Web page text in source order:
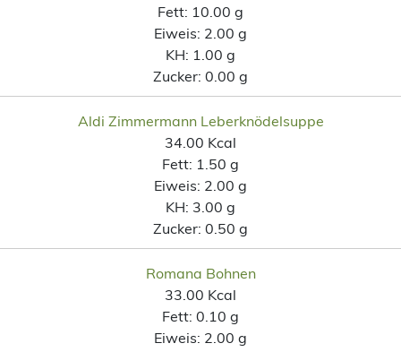
Fett: 10.00 g
Eiweis: 2.00 g
KH: 1.00 g
Zucker: 0.00 g
Aldi Zimmermann Leberknödelsuppe
34.00 Kcal
Fett: 1.50 g
Eiweis: 2.00 g
KH: 3.00 g
Zucker: 0.50 g
Romana Bohnen
33.00 Kcal
Fett: 0.10 g
Eiweis: 2.00 g